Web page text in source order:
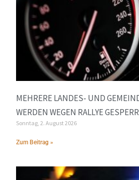
MEHRERE LANDES- UND
ERDEN WEGEN RALLYE
Sonntag, 2. August 2026
Zum Beitrag »